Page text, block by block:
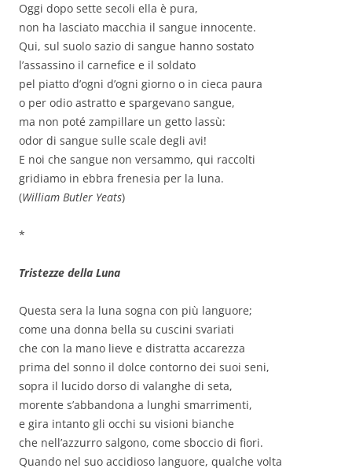
Oggi dopo sette secoli ella è pura,
non ha lasciato macchia il sangue innocente.
Qui, sul suolo sazio di sangue hanno sostato
l’assassino il carnefice e il soldato
pel piatto d’ogni d’ogni giorno o in cieca paura
o per odio astratto e spargevano sangue,
ma non poté zampillare un getto lassù:
odor di sangue sulle scale degli avi!
E noi che sangue non versammo, qui raccolti
gridiamo in ebbra frenesia per la luna.
(William Butler Yeats)
*
Tristezze della Luna
Questa sera la luna sogna con più languore;
come una donna bella su cuscini svariati
che con la mano lieve e distratta accarezza
prima del sonno il dolce contorno dei suoi seni,
sopra il lucido dorso di valanghe di seta,
morente s’abbandona a lunghi smarrimenti,
e gira intanto gli occhi su visioni bianche
che nell’azzurro salgono, come sboccio di fiori.
Quando nel suo accidioso languore, qualche volta